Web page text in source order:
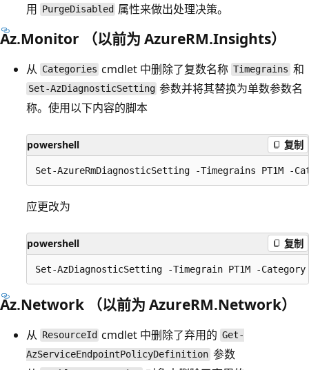
用 PurgeDisabled 属性来做出处理决策。
Az.Monitor （以前为 AzureRM.Insights）
从 Categories cmdlet 中删除了复数名称 Timegrains 和
Set-AzDiagnosticSetting 参数并将其替换为单数参数名
称。使用以下内容的脚本
powershell 复制
应更改为
powershell 复制
Az.Network （以前为 AzureRM.Network）
从 ResourceId cmdlet 中删除了弃用的 Get-
AzServiceEndpointPolicyDefinition 参数